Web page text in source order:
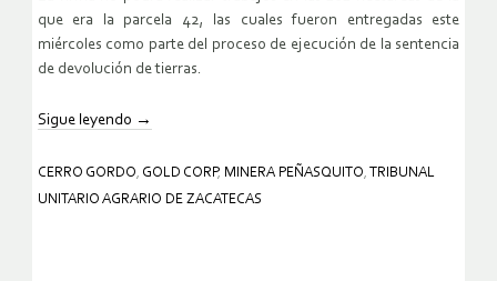
que era la parcela 42, las cuales fueron entregadas este
miércoles como parte del proceso de ejecución de la sentencia
de devolución de tierras.
Sigue leyendo →
CERRO GORDO, GOLD CORP, MINERA PEÑASQUITO,
TRIBUNAL
UNITARIO AGRARIO DE ZACATECAS